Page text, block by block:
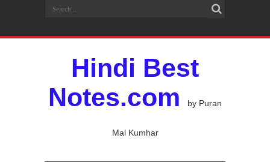
Hindi Best
Notes.com
by Puran
Mal Kumhar